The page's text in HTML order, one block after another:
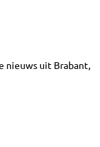
nieuws uit Brabant,